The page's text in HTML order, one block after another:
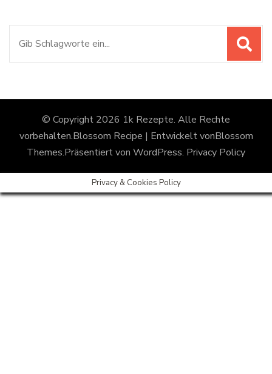
© Copyright 2026 1k Rezepte. Alle Rechte
vorbehalten.Blossom Recipe | Entwickelt vonBlossom
Themes.Präsentiert von WordPress. Privacy Policy
Privacy & Cookies Policy